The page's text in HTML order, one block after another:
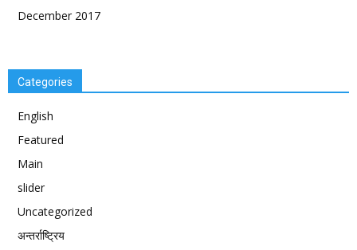
December 2017
Categories
English
Featured
Main
slider
Uncategorized
अन्तर्राष्ट्रिय